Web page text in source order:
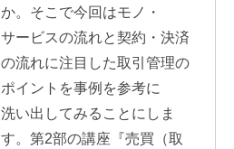
か。そこで今回 はモノ・
サービスの流れと契約・決済
の流れに注目した取引管理の
ポイントを事例を参考に
洗い出してみることにしま
す。第2部の講座『売買（取